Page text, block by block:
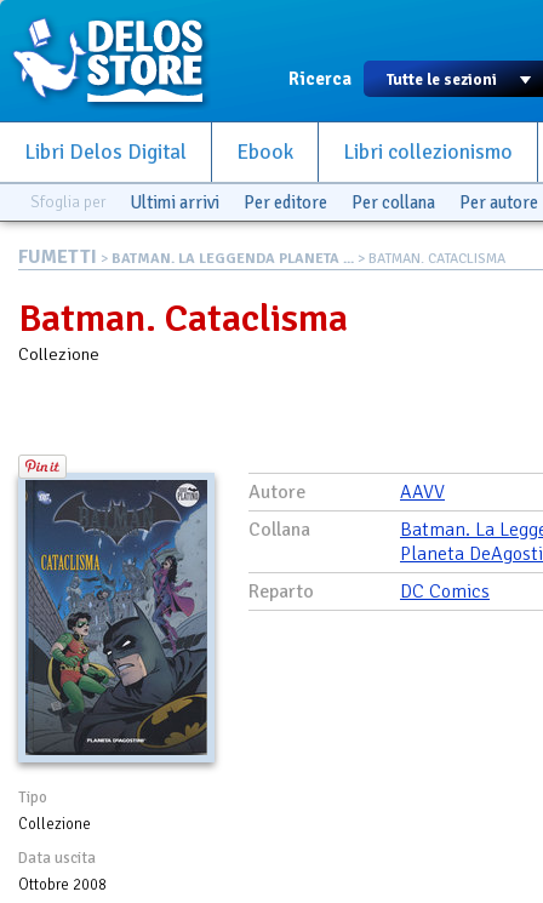
Ricerca
Libri Delos Digital Ebook Libri collezionismo
Sfoglia per Ultimi arrivi Per editore Per collana Per autore
FUMETTI > BATMAN. LA LEGGENDA PLANETA ... > BATMAN. CATACLISMA
Batman. Cataclisma
Collezione
Tipo
Collezione
Data uscita
Ottobre 2008
Autore
AAVV
Collana
Batman. La
Planeta
Reparto
DC Comics